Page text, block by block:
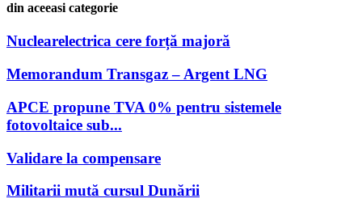
din aceeasi categorie
Nuclearelectrica cere forță majoră
Memorandum Transgaz – Argent LNG
APCE propune TVA 0% pentru sistemele
fotovoltaice sub...
Validare la compensare
Militarii mută cursul Dunării